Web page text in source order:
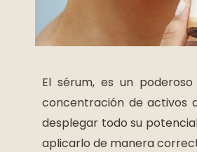
El sérum, es un
concentración de activos
desplegar todo su
aplicarlo de manera